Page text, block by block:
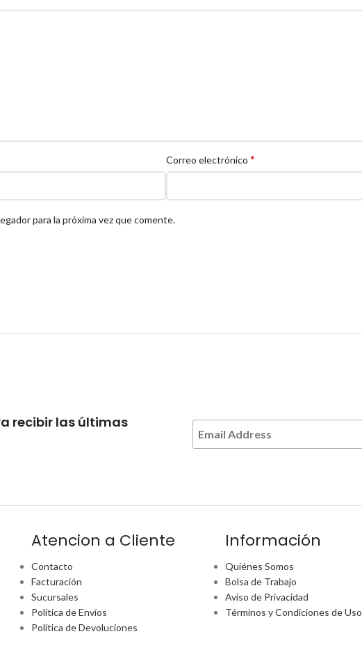
Correo electrónico *
para la próxima vez que comente.
recibir las últimas
Atencion a Cliente
Contacto
Facturación
Sucursales
Política de Envíos
Política de Devoluciones
Información
Quiénes Somos
Bolsa de Trabajo
Aviso de Privacidad
Términos y Condiciones de Uso